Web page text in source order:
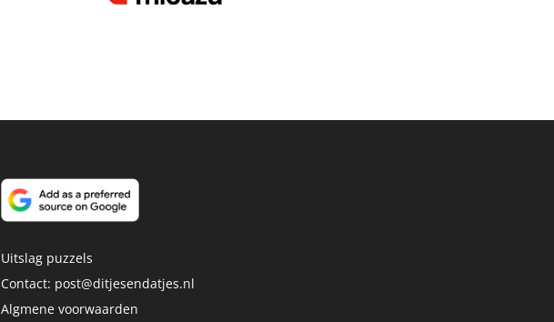
Uitslag puzzels
Contact: post@ditjesendatjes.nl
Algmene voorwaarden